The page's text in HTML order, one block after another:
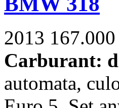
2013
Carburant:
automata,